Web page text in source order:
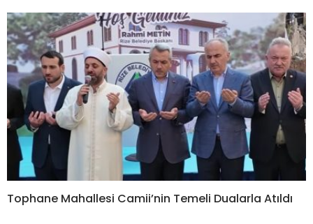
Tophane Mahallesi Camii’nin Temeli Dualarla Atıldı